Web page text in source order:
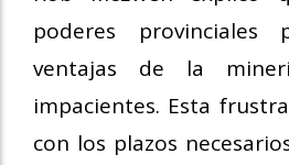
poderes provinciales
ventajas de la
impacientes. Esta
con los plazos